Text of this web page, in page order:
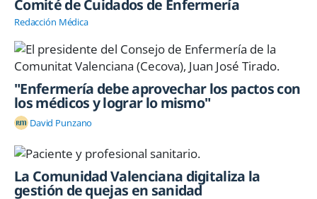
Comité de Cuidados de Enfermería
Redacción Médica
"Enfermería debe aprovechar los pactos con
los médicos y lograr lo mismo"
David Punzano
La Comunidad Valenciana digitaliza la
gestión de quejas en sanidad